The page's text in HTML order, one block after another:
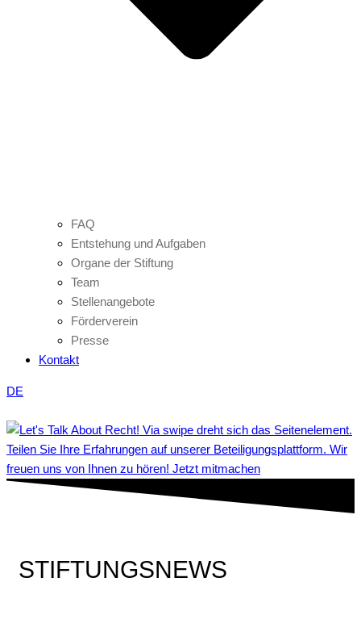
FAQ
Entstehung und Aufgaben
Organe der Stiftung
Team
Stellenangebote
Förderverein
Presse
Kontakt
DE
Teilen Sie Ihre Erfahrungen auf unserer Beteiligungsplattform. Wir
freuen uns von Ihnen zu hören! Jetzt mitmachen
STIFTUNGSNEWS